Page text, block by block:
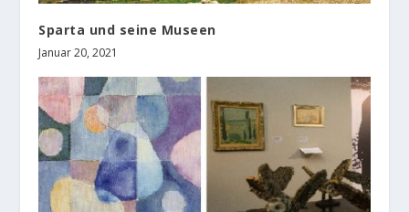
Sparta und seine Museen
Januar 20, 2021